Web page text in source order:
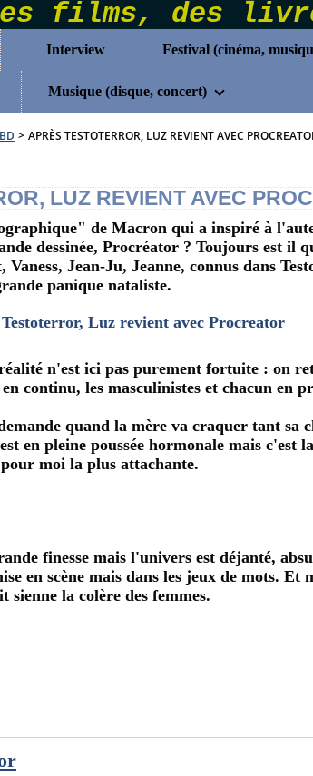
Interview
Musique (disque, concert)
BD > APRÈS TESTOTERROR, LUZ REVIENT AVEC
LUZ REVIENT AVEC
de Macron qui a inspiré à
dessinée, Procréator ? Toujours est il
Jean-Ju, Jeanne, connus dans
panique nataliste.
n'est ici pas purement fortuite : on
continu, les masculinistes et chacun en
quand la mère va craquer tant sa
en pleine poussée hormonale mais c'est
moi la plus attachante.
finesse mais l'univers est déjanté,
en scène mais dans les jeux de mots. Et
la colère des femmes.